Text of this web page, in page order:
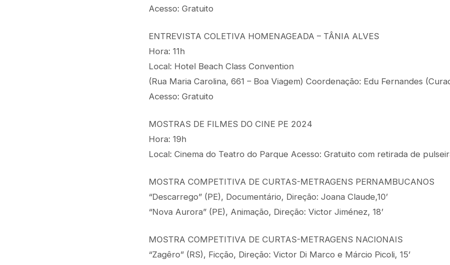
Acesso: Gratuito
ENTREVISTA COLETIVA HOMENAGEADA – TÂNIA ALVES
Hora: 11h
Local: Hotel Beach Class Convention
(Rua Maria Carolina, 661 – Boa Viagem) Coordenação: Edu Fernandes
Acesso: Gratuito
MOSTRAS DE FILMES DO CINE PE 2024
Hora: 19h
Local: Cinema do Teatro do Parque Acesso: Gratuito com retirada de
MOSTRA COMPETITIVA DE CURTAS-METRAGENS PERNAMBUCANOS
“Descarrego” (PE), Documentário, Direção: Joana Claude,10’
“Nova Aurora” (PE), Animação, Direção: Victor Jiménez, 18’
MOSTRA COMPETITIVA DE CURTAS-METRAGENS NACIONAIS
“Zagêro” (RS), Ficção, Direção: Victor Di Marco e Márcio Picoli, 15’